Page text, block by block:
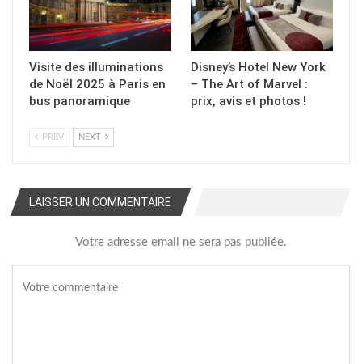
Visite des illuminations
de Noël 2025 à Paris en
bus panoramique
Disney’s Hotel New York
– The Art of Marvel :
prix, avis et photos !
PREV NEXT
LAISSER UN COMMENTAIRE
Votre adresse email ne sera pas publiée.